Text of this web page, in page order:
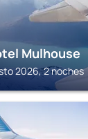
Mulhouse
2026, 2 noches